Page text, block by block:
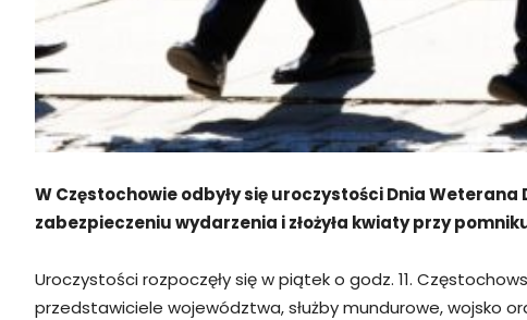
W Częstochowie odbyły się uroczystości Dnia
zabezpieczeniu wydarzenia i złożyła kwiaty przy
Uroczystości rozpoczęły się w piątek o godz. 11.
przedstawiciele województwa, służby mundurowe, wojsko